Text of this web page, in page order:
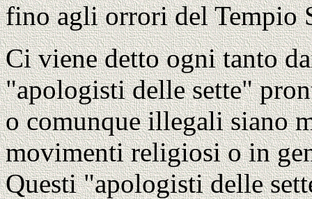
fino agli orrori del Tempio
Ci viene detto ogni tanto
"apologisti delle sette"
o comunque illegali siano
movimenti religiosi o in
Questi "apologisti delle